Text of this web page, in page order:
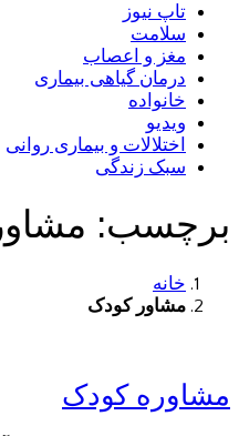
تاپ نیوز
سلامت
مغز و اعصاب
درمان گیاهی بیماری
خانواده
ویدیو
اختلالات و بیماری روانی
سبک زندگی
برچسب:
خانه
مشاور کودک
مشاوره کودک